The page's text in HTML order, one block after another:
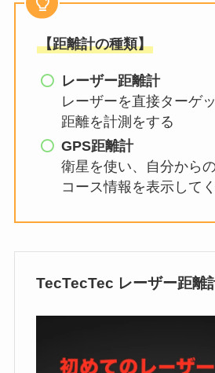
【距離計の種類】
レーザー距離計
レーザーを直接ターゲ
距離を計測をする
GPS距離計
衛星を使い、自分から
コース情報を表示して
TecTecTec レーザー距離